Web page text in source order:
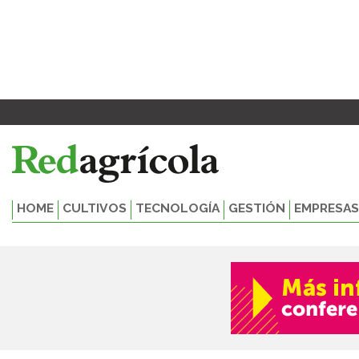
HOME CULTIVOS TECNOLOGÍA GESTIÓN EMPRESAS